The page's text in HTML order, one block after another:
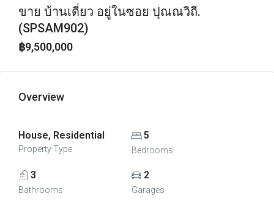
ขาย บ้านเดี่ยว อยู่ในซอย ปุณณวิถี.
(SPSAM902)
฿9,500,000
Overview
House, Residential
Property Type
5
Bedrooms
3
Bathrooms
2
Garages